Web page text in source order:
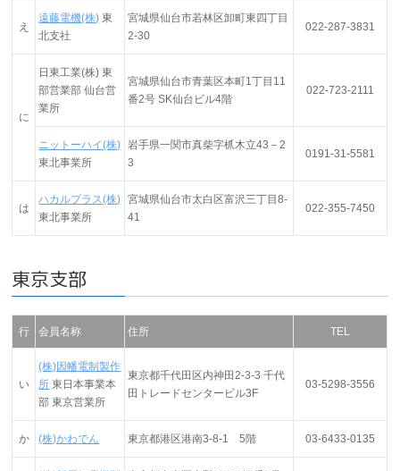
え
遠藤電機(株) 東
北支社
宮城県仙台市若林区卸町東四丁目
2-30
022-287-3831
に
日東工業(株) 東
部営業部 仙台営
業所
宮城県仙台市青葉区本町1丁目11
番2号 SK仙台ビル4階
022-723-2111
ニットーハイ(株)
東北事業所
岩手県一関市真柴字枛木立43－2
3
0191-31-5581
は
ハカルプラス(株)
東北事業所
宮城県仙台市太白区富沢三丁目8-
41
022-355-7450
東京支部
行 会員名称 住所 TEL
い
(株)因幡電制製作
所 東日本事業本
部 東京営業所
東京都千代田区内神田2-3-3 千代
田トレードセンタービル3F
03-5298-3556
か (株)かわでん 東京都港区港南3-8-1 5階 03-6433-0135